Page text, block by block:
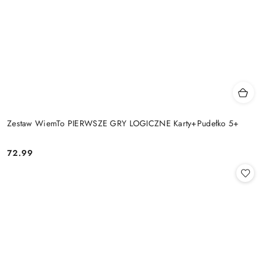
Zestaw WiemTo PIERWSZE GRY LOGICZNE Karty+Pudełko 5+
Cena:
72.99